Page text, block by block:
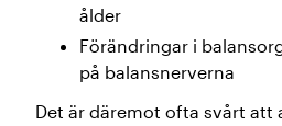
ålder
Förändringar i
på balansnerverna
Det är däremot ofta svårt att